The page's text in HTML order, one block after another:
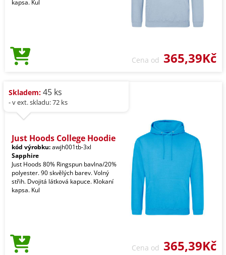
kapsa. Kul
Cena od 365,39Kč
Skladem: 45 ks
- v ext. skladu: 72 ks
Just Hoods College Hoodie
kód výrobku:awjh001tb-3xl
Sapphire
Just Hoods 80% Ringspun bavlna/20%
polyester. 90 skvělých barev. Volný
střih. Dvojitá látková kapuce. Klokaní
kapsa. Kul
Cena od 365,39Kč